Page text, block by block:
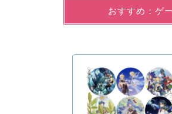
おすすめ：ゲ